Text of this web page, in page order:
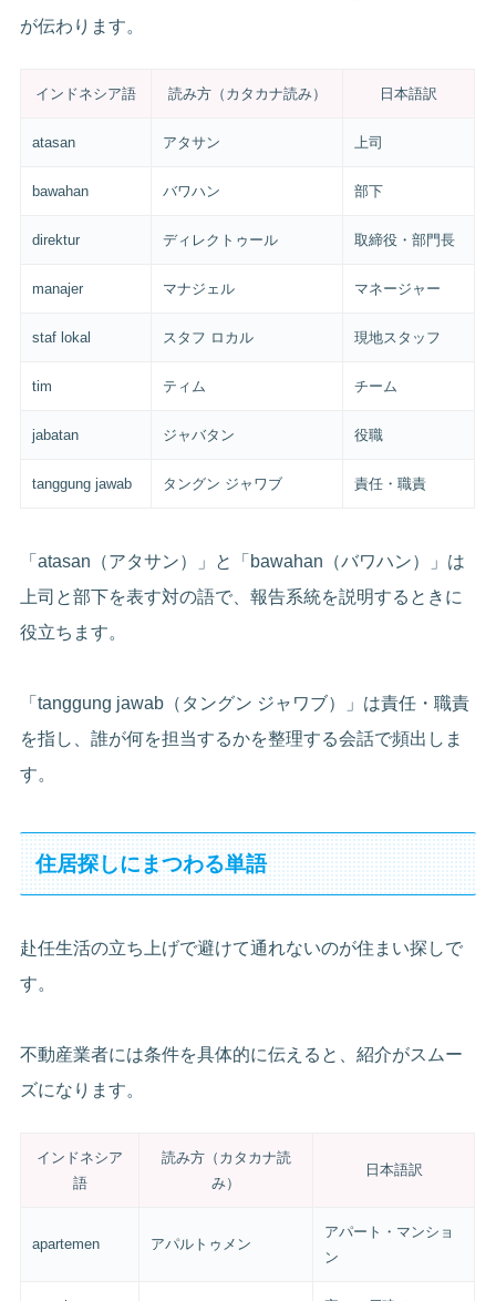
が伝わります。
インドネシア語 読み方（カタカナ読み） 日本語訳
atasan アタサン 上司
bawahan バワハン 部下
direktur ディレクトゥール 取締役・部門長
manajer マナジェル マネージャー
staf lokal スタフ ロカル 現地スタッフ
tim ティム チーム
jabatan ジャバタン 役職
tanggung jawab タングン ジャワブ 責任・職責
「atasan（アタサン）」と「bawahan（バワハン）」は
上司と部下を表す対の語で、報告系統を説明するときに
役立ちます。
「tanggung jawab（タングン ジャワブ）」は責任・職責
を指し、誰が何を担当するかを整理する会話で頻出しま
す。
住居探しにまつわる単語
赴任生活の立ち上げで避けて通れないのが住まい探しで
す。
不動産業者には条件を具体的に伝えると、紹介がスムー
ズになります。
インドネシア
語
読み方（カタカナ読
み）
日本語訳
apartemen アパルトゥメン
アパート・マンショ
ン